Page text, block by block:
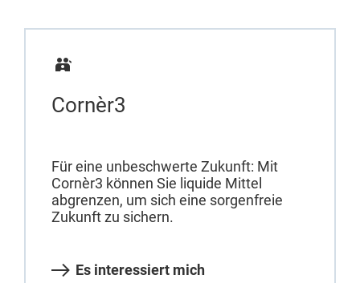
Cornèr3
Für eine unbeschwerte Zukunft: Mit
Cornèr3 können Sie liquide Mittel
abgrenzen, um sich eine sorgenfreie
Zukunft zu sichern.
Es interessiert mich